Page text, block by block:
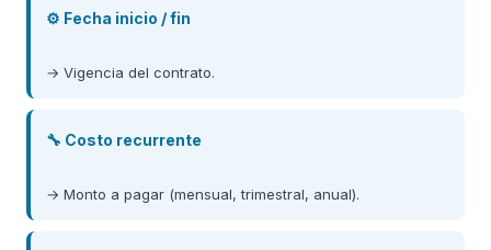
⚙️ Fecha inicio / fin
→ Vigencia del contrato.
🔧 Costo recurrente
→ Monto a pagar (mensual, trimestral, anual).